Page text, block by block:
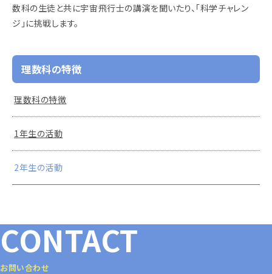
数科の生徒と共に宇宙飛行士の講演を聞いたり、「科学チャレン
ジ」に挑戦します。
理数科の特徴
理数科の特徴
1年生の活動
2年生の活動
CONTACT
お問い合わせ